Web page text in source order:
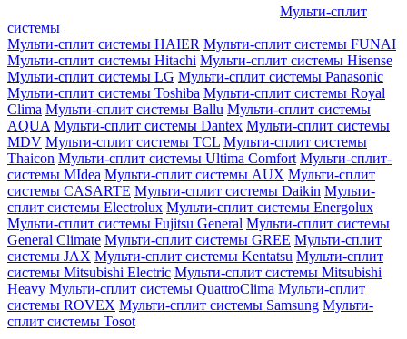
Мульти-сплит
системы
Мульти-сплит системы HAIER Мульти-сплит системы FUNAI
Мульти-сплит системы Hitachi Мульти-сплит системы Hisense
Мульти-сплит системы LG Мульти-сплит системы Panasonic
Мульти-сплит системы Toshiba Мульти-сплит системы Royal
Clima Мульти-сплит системы Ballu Мульти-сплит системы
AQUA Мульти-сплит системы Dantex Мульти-сплит системы
MDV Мульти-сплит системы TCL Мульти-сплит системы
Thaicon Мульти-сплит системы Ultima Comfort Мульти-сплит-
системы MIdea Мульти-сплит системы AUX Мульти-сплит
системы CASARTE Мульти-сплит системы Daikin Мульти-
сплит системы Electrolux Мульти-сплит системы Energolux
Мульти-сплит системы Fujitsu General Мульти-сплит системы
General Climate Мульти-сплит системы GREE Мульти-сплит
системы JAX Мульти-сплит системы Kentatsu Мульти-сплит
системы Mitsubishi Electric Мульти-сплит системы Mitsubishi
Heavy Мульти-сплит системы QuattroClima Мульти-сплит
системы ROVEX Мульти-сплит системы Samsung Мульти-
сплит системы Tosot